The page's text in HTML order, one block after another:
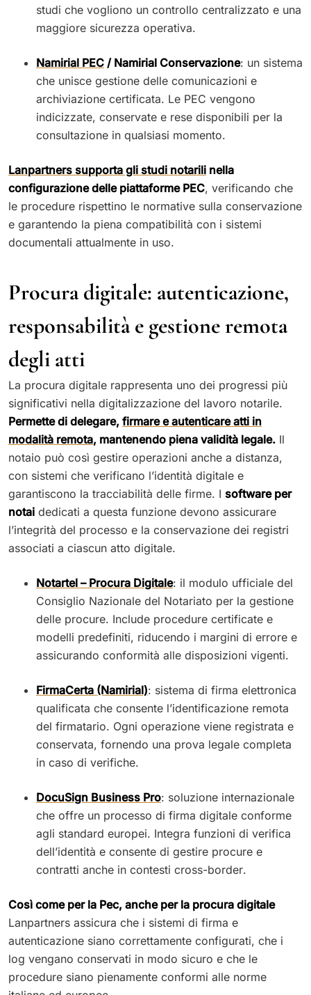
studi che vogliono un controllo centralizzato e una
maggiore sicurezza operativa.
Namirial PEC / Namirial Conservazione: un sistema
che unisce gestione delle comunicazioni e
archiviazione certificata. Le PEC vengono
indicizzate, conservate e rese disponibili per la
consultazione in qualsiasi momento.
Lanpartners supporta gli studi notarili nella
configurazione delle piattaforme PEC, verificando che
le procedure rispettino le normative sulla conservazione
e garantendo la piena compatibilità con i sistemi
documentali attualmente in uso.
Procura digitale: autenticazione,
responsabilità e gestione remota
degli atti
La procura digitale rappresenta uno dei progressi più
significativi nella digitalizzazione del lavoro notarile.
Permette di delegare, firmare e autenticare atti in
modalità remota, mantenendo piena validità legale. Il
notaio può così gestire operazioni anche a distanza,
con sistemi che verificano l’identità digitale e
garantiscono la tracciabilità delle firme. I software per
notai dedicati a questa funzione devono assicurare
l’integrità del processo e la conservazione dei registri
associati a ciascun atto digitale.
Notartel – Procura Digitale: il modulo ufficiale del
Consiglio Nazionale del Notariato per la gestione
delle procure. Include procedure certificate e
modelli predefiniti, riducendo i margini di errore e
assicurando conformità alle disposizioni vigenti.
FirmaCerta (Namirial): sistema di firma elettronica
qualificata che consente l’identificazione remota
del firmatario. Ogni operazione viene registrata e
conservata, fornendo una prova legale completa
in caso di verifiche.
DocuSign Business Pro: soluzione internazionale
che offre un processo di firma digitale conforme
agli standard europei. Integra funzioni di verifica
dell’identità e consente di gestire procure e
contratti anche in contesti cross-border.
Così come per la Pec, anche per la procura digitale
Lanpartners assicura che i sistemi di firma e
autenticazione siano correttamente configurati, che i
log vengano conservati in modo sicuro e che le
procedure siano pienamente conformi alle norme